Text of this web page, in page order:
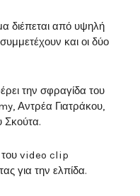
διέπεται από υψηλή
και οι δύο
την σφραγίδα του
Αντρέα Γιατράκου,
Σκούτα.
του video clip
για την ελπίδα.